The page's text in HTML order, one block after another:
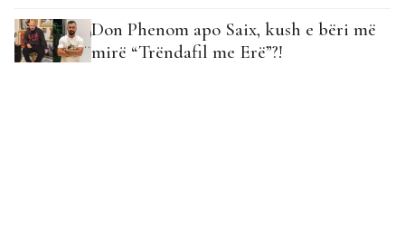
Don Phenom apo Saix, kush e bëri më
mirë “Trëndafil me Erë”?!